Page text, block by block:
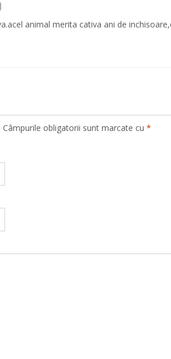
animal merita cativa ani de
Câmpurile obligatorii sunt marcate cu *